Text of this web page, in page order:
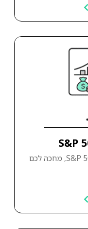
המדריך המלא לאיך להשקיע ב- S&P 500, מחכה לכם